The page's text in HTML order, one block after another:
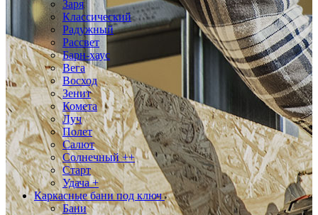
Заря
Классический
Радужный
Рассвет
Барн-хаус
Вега
Восход
Зенит
Комета
Луч
Полет
Салют
Солнечный ++
Старт
Удача +
Каркасные бани под ключ
Бани